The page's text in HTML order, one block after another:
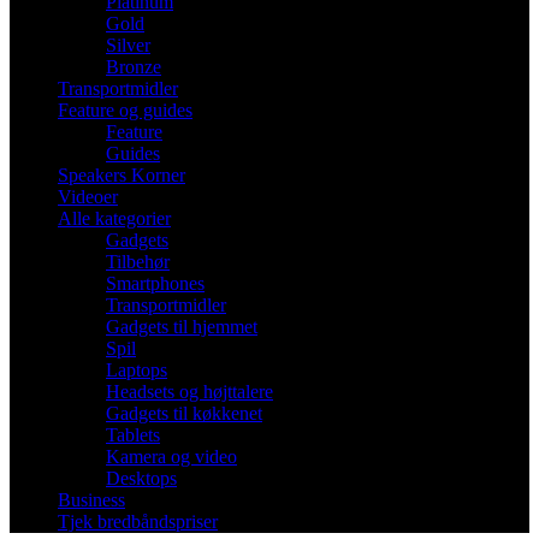
Gold
Silver
Bronze
Transportmidler
Feature og guides
Feature
Guides
Speakers Korner
Videoer
Alle kategorier
Gadgets
Tilbehør
Smartphones
Transportmidler
Gadgets til hjemmet
Spil
Laptops
Headsets og højttalere
Gadgets til køkkenet
Tablets
Kamera og video
Desktops
Business
Tjek bredbåndspriser